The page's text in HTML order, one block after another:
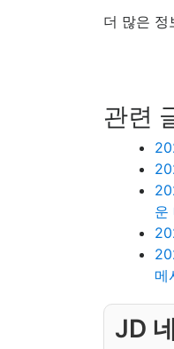
더 많은 정
관련
운
메
JD